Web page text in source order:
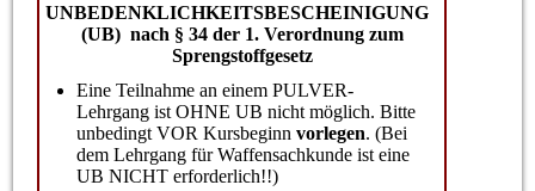
UNBEDENKLICHKEITSBESCHEINIGUNG
(UB) nach § 34 der 1. Verordnung zum
Sprengstoffgesetz
Eine Teilnahme an einem PULVER-
Lehrgang ist OHNE UB nicht möglich. Bitte
unbedingt VOR Kursbeginnvorlegen. (Bei
dem Lehrgang für Waffensachkunde ist eine
UB NICHT erforderlich!!)